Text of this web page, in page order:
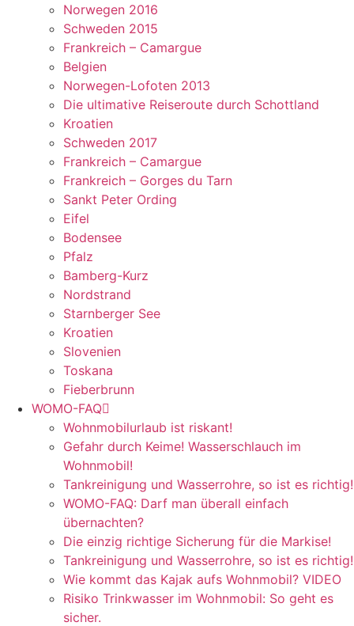
Norwegen 2016
Schweden 2015
Frankreich – Camargue
Belgien
Norwegen-Lofoten 2013
Die ultimative Reiseroute durch Schottland
Kroatien
Schweden 2017
Frankreich – Camargue
Frankreich – Gorges du Tarn
Sankt Peter Ording
Eifel
Bodensee
Pfalz
Bamberg-Kurz
Nordstrand
Starnberger See
Kroatien
Slovenien
Toskana
Fieberbrunn
WOMO-FAQ
Wohnmobilurlaub ist riskant!
Gefahr durch Keime! Wasserschlauch im
Wohnmobil!
Tankreinigung und Wasserrohre, so ist es richtig!
WOMO-FAQ: Darf man überall einfach
übernachten?
Die einzig richtige Sicherung für die Markise!
Tankreinigung und Wasserrohre, so ist es richtig!
Wie kommt das Kajak aufs Wohnmobil? VIDEO
Risiko Trinkwasser im Wohnmobil: So geht es
sicher.